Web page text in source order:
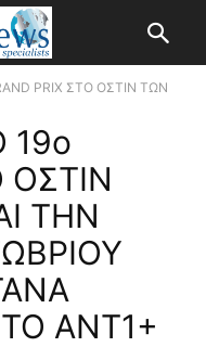
PRIX ΣΤΟ ΟΣΤΙΝ ΤΩΝ
19ο
ΟΣΤΙΝ
ΤΗΝ
ΑΝΤ1+